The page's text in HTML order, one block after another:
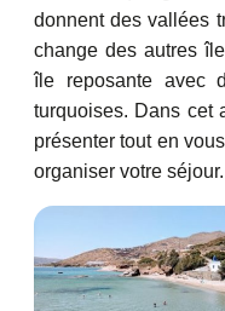
donnent des vallées
change des autres
île reposante avec
turquoises. Dans cet
présenter tout en
organiser votre séjour.